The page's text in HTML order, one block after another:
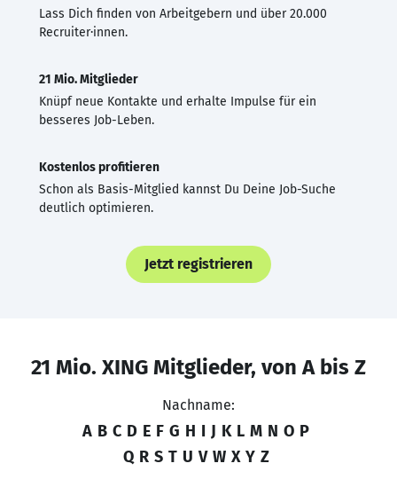
Lass Dich finden von Arbeitgebern und über 20.000
Recruiter·innen.
21 Mio. Mitglieder
Knüpf neue Kontakte und erhalte Impulse für ein
besseres Job-Leben.
Kostenlos profitieren
Schon als Basis-Mitglied kannst Du Deine Job-Suche
deutlich optimieren.
Jetzt registrieren
21 Mio. XING Mitglieder, von A bis Z
Nachname:
A B C D E F G H I J K L M N O P
Q R S T U V W X Y Z